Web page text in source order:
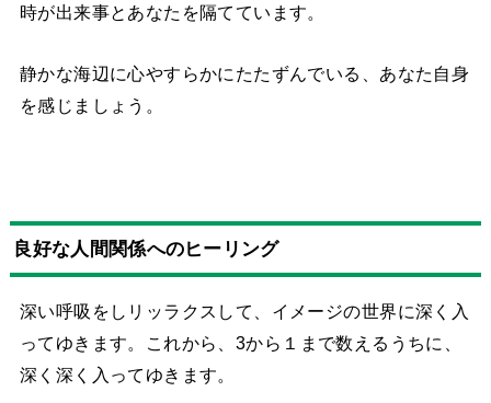
時が出来事とあなたを隔てています。
静かな海辺に心やすらかにたたずんでいる、あなた自身
を感じましょう。
良好な人間関係へのヒーリング
深い呼吸をしリッラクスして、イメージの世界に深く入
ってゆきます。
これから、 3から１まで数えるうちに、
深く深く入ってゆきます。